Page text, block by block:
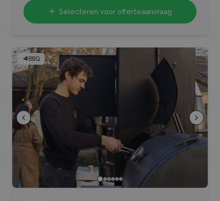
Selecteren voor offerteaanvraag
🥩BBQ